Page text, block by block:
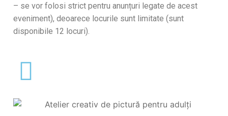
– se vor folosi strict pentru anunțuri legate de acest
eveniment), deoarece locurile sunt limitate (sunt
disponibile 12 locuri).